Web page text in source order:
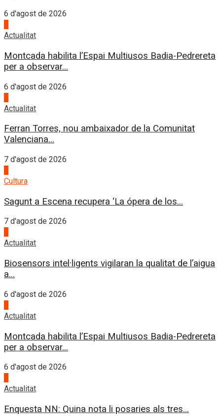
6 d'agost de 2026
Actualitat
Montcada habilita l’Espai Multiusos Badia-Pedrereta
per a observar...
6 d'agost de 2026
Actualitat
Ferran Torres, nou ambaixador de la Comunitat
Valenciana...
7 d'agost de 2026
Cultura
Sagunt a Escena recupera ‘La ópera de los...
7 d'agost de 2026
Actualitat
Biosensors intel·ligents vigilaran la qualitat de l’aigua
a...
6 d'agost de 2026
Actualitat
Montcada habilita l’Espai Multiusos Badia-Pedrereta
per a observar...
6 d'agost de 2026
Actualitat
Enquesta NN: Quina nota li posaries als tres...